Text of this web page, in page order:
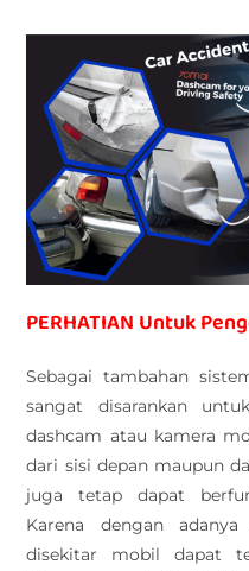
PERHATIAN Untuk
Sebagai tambahan
sangat disarankan
dashcam atau kamera
dari sisi depan maupun
juga tetap dapat
Karena dengan
disekitar mobil dapat